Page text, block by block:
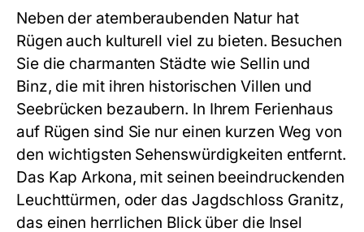
Neben der atemberaubenden Natur hat
Rügen auch kulturell viel zu bieten. Besuchen
Sie die charmanten Städte wie Sellin und
Binz, die mit ihren historischen Villen und
Seebrücken bezaubern. In Ihrem Ferienhaus
auf Rügen sind Sie nur einen kurzen Weg von
den wichtigsten Sehenswürdigkeiten entfernt.
Das Kap Arkona, mit seinen beeindruckenden
Leuchttürmen, oder das Jagdschloss Granitz,
das einen herrlichen Blick über die Insel